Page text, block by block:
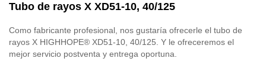
Tubo de rayos X XD51-10, 40/125
Como fabricante profesional, nos gustaría ofrecerle el tubo de
rayos X HIGHHOPE® XD51-10, 40/125. Y le ofreceremos el
mejor servicio postventa y entrega oportuna.